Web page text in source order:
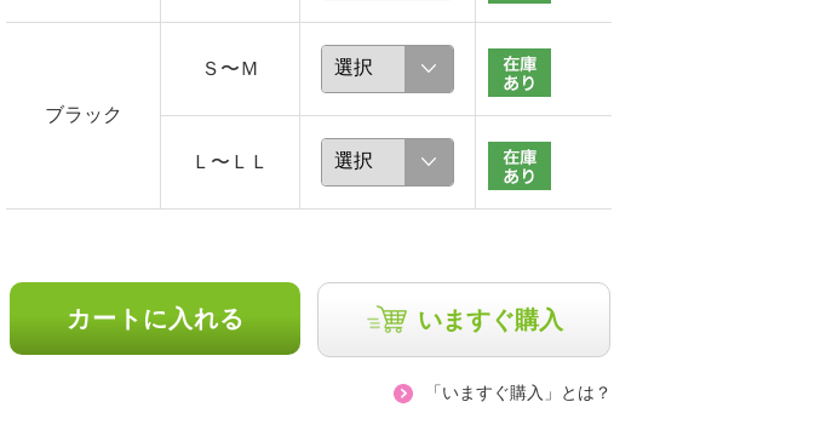
ブラック
Ｓ〜Ｍ
Ｌ〜ＬＬ
カートに入れる いますぐ購入
「いますぐ購入」とは？